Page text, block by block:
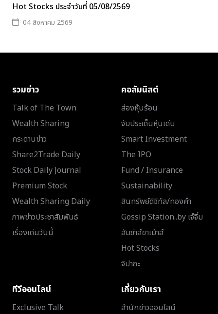
Hot Stocks ประจำวันที่ 05/08/2569
04 สิงหาคม 2569
รวมข่าว
Talk of The Town
Wealth Sharing
กระดานข่าว
Share2Trade Daily
Stock Daily Journal
Premium Stock
Wealth Sharing Daily
ภาพข่าวประชาสัมพันธ์
เรื่องเด่นวันนี้
คอลัมนิสต์
ส่องหุ้นร้อน
จับประเด็นหุ้นเด่น
Smart Investment
The IPO
Fund / Insurance
Sustainability
สินทรัพย์ดิจิทัล/ทองคำ
Gossip Station..by เจ๊จิ๋ม
ส้มซ่าส์ขาเม้าส์
Hot Stocks
จิปาถะ
ทีวีออนไลน์
Exclusive Talk
เกี่ยวกับเรา
สำนักข่าวออนไลน์